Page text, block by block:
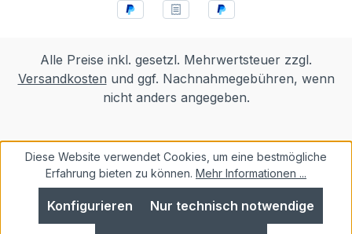
Alle Preise inkl. gesetzl. Mehrwertsteuer zzgl.
Versandkosten und ggf. Nachnahmegebühren, wenn
nicht anders angegeben.
Diese Website verwendet Cookies, um eine bestmögliche
Erfahrung bieten zu können. Mehr Informationen ...
Nur technisch notwendige
Konfigurieren